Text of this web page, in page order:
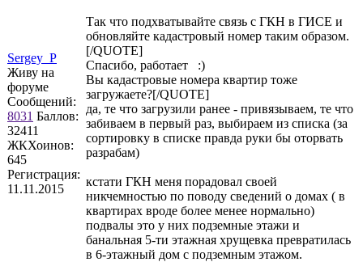
Sergey_P
Живу на
форуме
Сообщений:
8031 Баллов:
32411
ЖКХоинов:
645
Регистрация:
11.11.2015
Так что подхватывайте связь с ГКН в ГИСЕ и
обновляйте кадастровый номер таким образом.
[/QUOTE]
Спасибо, работает :)
Вы кадастровые номера квартир тоже
загружаете?[/QUOTE]
да, те что загрузили ранее - привязываем, те что
забиваем в первый раз, выбираем из списка (за
сортировку в списке правда руки бы оторвать
разрабам)
кстати ГКН меня порадовал своей
никчемностью по поводу сведений о домах ( в
квартирах вроде более менее нормально)
подвалы это у них подземные этажи и
банальная 5-ти этажная хрущевка превратилась
в 6-этажный дом с подземным этажом.